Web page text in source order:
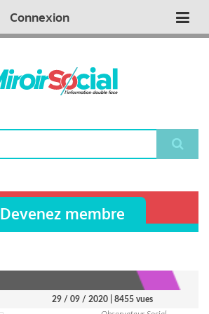
Connexion
Devenez membre
29 / 09 / 2020 | 8455 vues